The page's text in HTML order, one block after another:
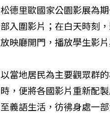
松德里歐國家公園影展為
部入圍影片；在白天時刻
放映廳開門，播放學生影
以當地居民為主要觀眾群
時，便將各國影片重新配
至義語生活，彷彿身處一